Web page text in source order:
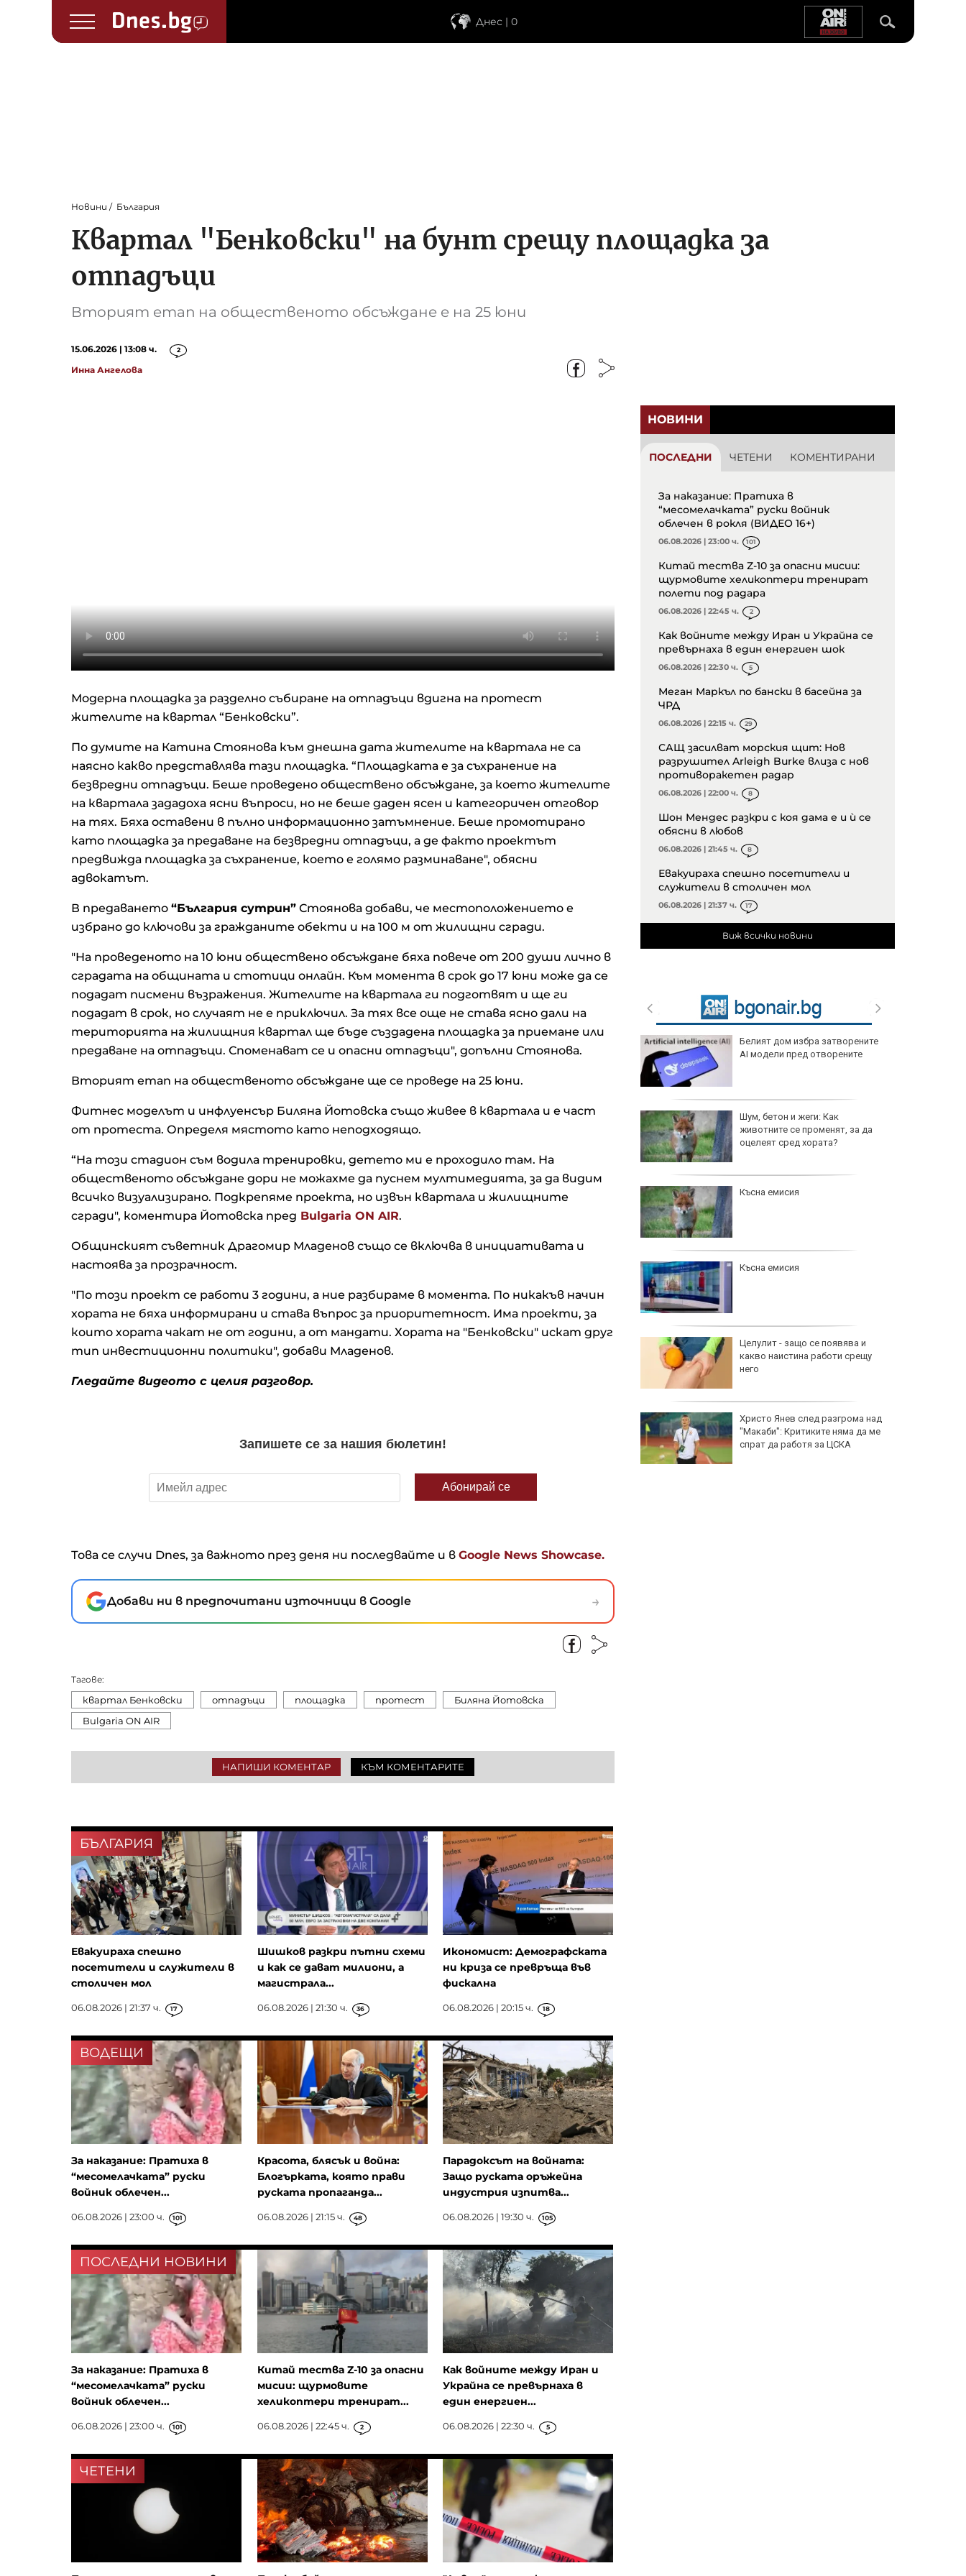
Днес | 0
Новини България
Квартал "Бенковски" на бунт срещу площадка за
отпадъци
Вторият етап на общественото обсъждане е на 25 юни
15.06.2026 | 13:08 ч. 2
Инна Ангелова
Модерна площадка за разделно събиране на отпадъци вдигна на протест
жителите на квартал “Бенковски”.
По думите на Катина Стоянова към днешна дата жителите на квартала не са
наясно какво представлява тази площадка. “Площадката е за съхранение на
безвредни отпадъци. Беше проведено обществено обсъждане, за което жителите
на квартала зададоха ясни въпроси, но не беше даден ясен и категоричен отговор
на тях. Бяха оставени в пълно информационно затъмнение. Беше промотирано
като площадка за предаване на безвредни отпадъци, а де факто проектът
предвижда площадка за съхранение, което е голямо разминаване", обясни
адвокатът.
В предаването “България сутрин” Стоянова добави, че местоположението е
избрано до ключови за гражданите обекти и на 100 м от жилищни сгради.
"На проведеното на 10 юни обществено обсъждане бяха повече от 200 души лично в
сградата на общината и стотици онлайн. Към момента в срок до 17 юни може да се
подадат писмени възражения. Жителите на квартала ги подготвят и ще ги
подадат в срок, но случаят не е приключил. За тях все още не става ясно дали на
територията на жилищния квартал ще бъде създадена площадка за приемане или
предаване на отпадъци. Споменават се и опасни отпадъци", допълни Стоянова.
Вторият етап на общественото обсъждане ще се проведе на 25 юни.
Фитнес моделът и инфлуенсър Биляна Йотовска също живее в квартала и е част
от протеста. Определя мястото като неподходящо.
“На този стадион съм водила тренировки, детето ми е проходило там. На
общественото обсъждане дори не можахме да пуснем мултимедията, за да видим
всичко визуализирано. Подкрепяме проекта, но извън квартала и жилищните
сгради", коментира Йотовска пред Bulgaria ON AIR.
Общинският съветник Драгомир Младенов също се включва в инициативата и
настоява за прозрачност.
"По този проект се работи 3 години, а ние разбираме в момента. По никакъв начин
хората не бяха информирани и става въпрос за приоритетност. Има проекти, за
които хората чакат не от години, а от мандати. Хората на "Бенковски" искат друг
тип инвестиционни политики", добави Младенов.
Гледайте видеото с целия разговор.
Това се случи Dnes, за важното през деня ни последвайте и в Google News Showcase.
Добави ни в предпочитани източници в Google →
Тагове:
квартал Бенковски отпадъци площадка протест
Биляна Йотовска
Bulgaria ON AIR
НАПИШИ КОМЕНТАР КЪМ КОМЕНТАРИТЕ
НОВИНИ
ПОСЛЕДНИ ЧЕТЕНИ КОМЕНТИРАНИ
За наказание: Пратиха в
“месомелачката” руски войник
облечен в рокля (ВИДЕО 16+)
06.08.2026 | 23:00 ч. 101
Китай тества Z-10 за опасни мисии:
щурмовите хеликоптери тренират
полети под радара
06.08.2026 | 22:45 ч. 2
Как войните между Иран и Украйна се
превърнаха в един енергиен шок
06.08.2026 | 22:30 ч. 5
Меган Маркъл по бански в басейна за
ЧРД
06.08.2026 | 22:15 ч. 29
САЩ засилват морския щит: Нов
разрушител Arleigh Burke влиза с нов
противоракетен радар
06.08.2026 | 22:00 ч. 8
Шон Мендес разкри с коя дама е и ѝ се
обясни в любов
06.08.2026 | 21:45 ч. 8
Евакуираха спешно посетители и
служители в столичен мол
06.08.2026 | 21:37 ч. 17
Виж всички новини
Кадър на деня за 6 август
Американските борсови индекси
OTP Group отчете силни
финансови резултати през
Белият дом избра затворените
AI модели пред отворените
Шум, бетон и жеги: Как
животните се променят, за да
оцелеят сред хората?
Късна емисия
Късна емисия
Целулит - защо се появява и
какво наистина работи срещу
него
Христо Янев след разгрома над
"Макаби": Критиките няма да ме
спрат да работя за ЦСКА
БЪЛГАРИЯ
Евакуираха спешно
посетители и служители в
столичен мол
06.08.2026 | 21:37 ч. 17
Шишков разкри пътни схеми
и как се дават милиони, а
магистрала...
06.08.2026 | 21:30 ч. 36
Икономист: Демографската
ни криза се превръща във
фискална
06.08.2026 | 20:15 ч. 18
ВОДЕЩИ
За наказание: Пратиха в
“месомелачката” руски
войник облечен...
06.08.2026 | 23:00 ч. 101
Красота, блясък и война:
Блогърката, която прави
руската пропаганда...
06.08.2026 | 21:15 ч. 48
Парадоксът на войната:
Защо руската оръжейна
индустрия изпитва...
06.08.2026 | 19:30 ч. 105
ПОСЛЕДНИ НОВИНИ
За наказание: Пратиха в
“месомелачката” руски
войник облечен...
06.08.2026 | 23:00 ч. 101
Китай тества Z-10 за опасни
мисии: щурмовите
хеликоптери тренират...
06.08.2026 | 22:45 ч. 2
Как войните между Иран и
Украйна се превърнаха в
един енергиен...
06.08.2026 | 22:30 ч. 5
ЧЕТЕНИ